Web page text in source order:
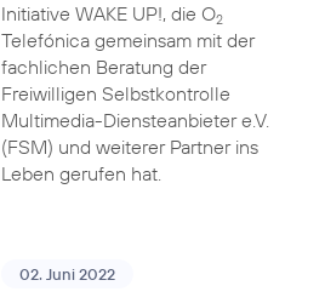
Initiative WAKE UP!, die O2
Telefónica gemeinsam mit der
fachlichen Beratung der
Freiwilligen Selbstkontrolle
Multimedia-Diensteanbieter e.V.
(FSM) und weiterer Partner ins
Leben gerufen hat.
02. Juni 2022